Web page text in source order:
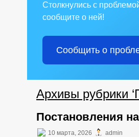
Столкнулись с
сообщите о ней!
Сообщить о
Архивы рубрики
Постановления
10 марта, 2026 admin